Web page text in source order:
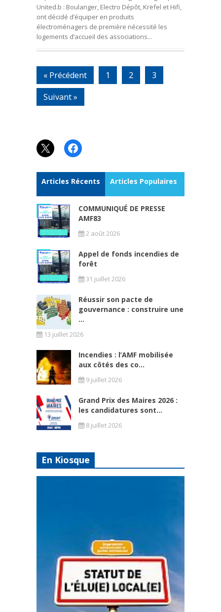
United.b : Boulanger, Electro Dépôt, Krëfel et Hifi,
ont décidé d’équiper en produits
électroménagers de première nécessité les
logements d’accueil des associations...
« Précédent 1 2
3
Suivant »
X Facebook
Articles Récents Articles Populaires
COMMUNIQUÉ DE PRESSE
AMF83
2 août 2026
Appel de fonds incendies de
forêt
31 juillet 2026
Réussir son pacte de
gouvernance : construire une
...
13 juillet 2026
Incendies : l’AMF mobilisée
aux côtés des co...
9 juillet 2026
Grand Prix des Maires 2026 :
les candidatures sont...
8 juillet 2026
En Kiosque